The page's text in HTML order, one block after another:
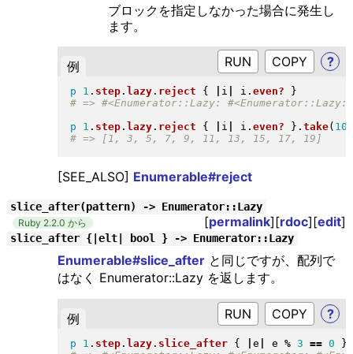
ブロックを指定しなかった場合に発生し
ます。
例 RUN ?
p 1 . step. lazy. reject { i i . even? }
p 1 . step. lazy. reject { i i . even? } . take( 10
[SEE_ALSO] Enumerable#reject
slice_after(pattern) -> Enumerator::Lazy
Ruby 2.2.0 から [permalink][rdoc][edit]
slice_after {|elt| bool } -> Enumerator::Lazy
Enumerable#slice_afterと同じですが、配列で
はなく Enumerator::Lazy を返します。
例 RUN ?
p 1 . step. lazy. slice_after { e e % 3 == 0 }